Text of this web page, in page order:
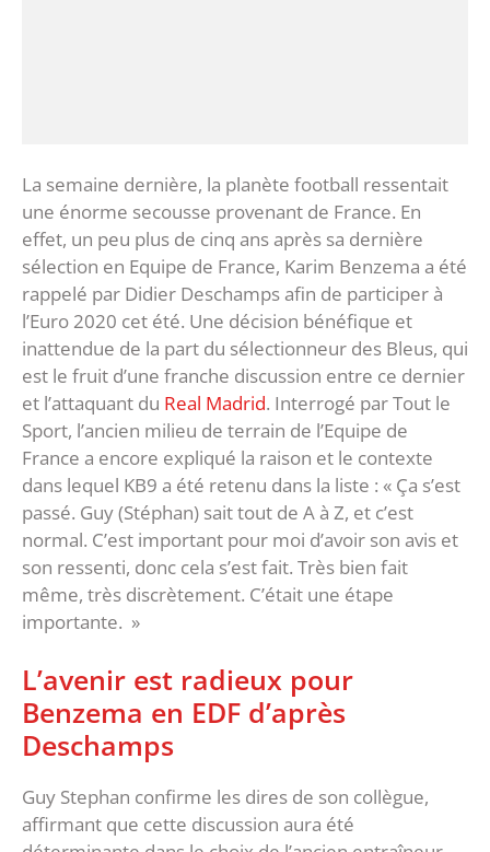
La semaine dernière, la planète football ressentait
une énorme secousse provenant de France. En
effet, un peu plus de cinq ans après sa dernière
sélection en Equipe de France, Karim Benzema a été
rappelé par Didier Deschamps afin de participer à
l’Euro 2020 cet été. Une décision bénéfique et
inattendue de la part du sélectionneur des Bleus, qui
est le fruit d’une franche discussion entre ce dernier
et l’attaquant du Real Madrid. Interrogé par Tout le
Sport, l’ancien milieu de terrain de l’Equipe de
France a encore expliqué la raison et le contexte
dans lequel KB9 a été retenu dans la liste : « Ça s’est
passé. Guy (Stéphan) sait tout de A à Z, et c’est
normal. C’est important pour moi d’avoir son avis et
son ressenti, donc cela s’est fait. Très bien fait
même, très discrètement. C’était une étape
importante. »
L’avenir est radieux pour
Benzema en EDF d’après
Deschamps
Guy Stephan confirme les dires de son collègue,
affirmant que cette discussion aura été